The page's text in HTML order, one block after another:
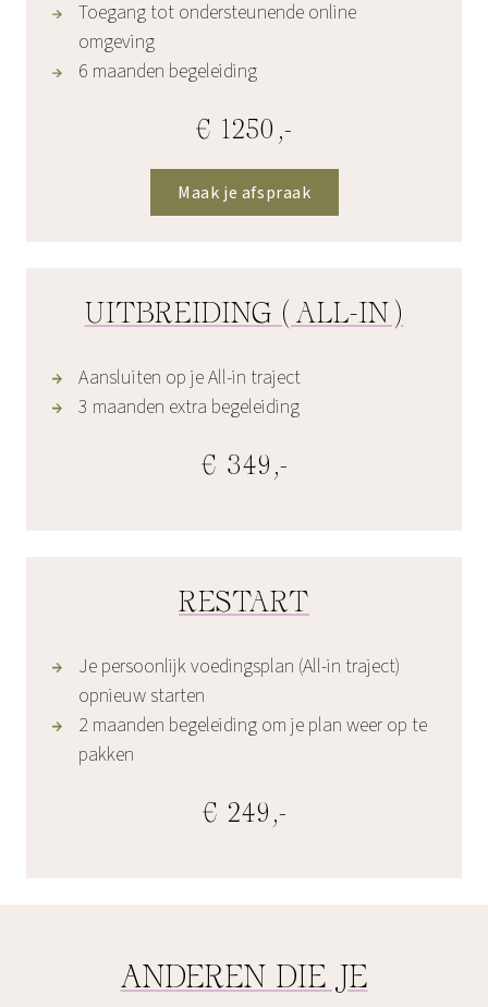
Toegang tot ondersteunende online
omgeving
6 maanden begeleiding
€ 1250,-
Maak je afspraak
UITBREIDING (ALL-IN)
Aansluiten op je All-in traject
3 maanden extra begeleiding
€ 349,-
RESTART
Je persoonlijk voedingsplan (All-in traject)
opnieuw starten
2 maanden begeleiding om je plan weer op te
pakken
€ 249,-
ANDEREN DIE JE